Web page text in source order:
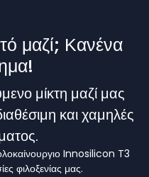
μαζί; Κανένα
μίκτη μαζί μας
και χαμηλές
Innosilicon T3
φιλοξενίας μας.